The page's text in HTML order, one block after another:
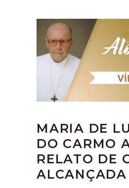
MARIA DE
DO CARMO
RELATO DE
ALCANÇADA